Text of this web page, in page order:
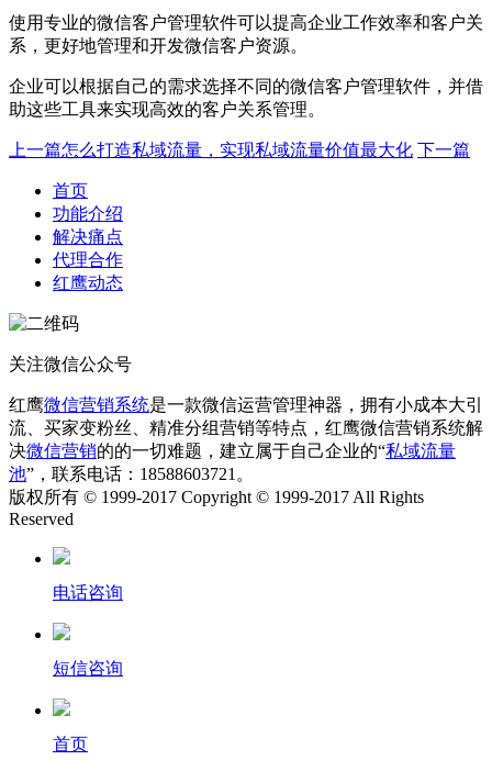
使用专业的微信客户管理软件可以提高企业工作效率和客户关
系，更好地管理和开发微信客户资源。
企业可以根据自己的需求选择不同的微信客户管理软件，并借
助这些工具来实现高效的客户关系管理。
上一篇怎么打造私域流量，实现私域流量价值最大化 下一篇
首页
功能介绍
解决痛点
代理合作
红鹰动态
关注微信公众号
红鹰微信营销系统是一款微信运营管理神器，拥有小成本大引
流、买家变粉丝、精准分组营销等特点，红鹰微信营销系统解
决微信营销的的一切难题，建立属于自己企业的“私域流量
池”，联系电话：18588603721。
版权所有 © 1999-2017 Copyright © 1999-2017 All Rights
Reserved
电话咨询
短信咨询
首页